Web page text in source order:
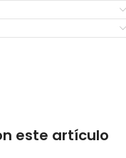
este artículo